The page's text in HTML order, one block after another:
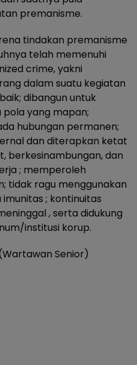
premanisme.
tindakan premanisme
telah memenuhi
crime, yakni
dalam suatu kegiatan
dibangun untuk
yang mapan;
hubungan permanen;
dan diterapkan ketat
berkesinambungan, dan
; memperoleh
tidak ragu menggunakan
; kontinuitas
, serta didukung
institusi korup.
Senior)